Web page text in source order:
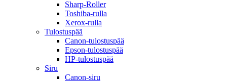
Sharp-Roller
Toshiba-rulla
Xerox-rulla
Tulostuspää
Canon-tulostuspää
Epson-tulostuspää
HP-tulostuspää
Siru
Canon-siru